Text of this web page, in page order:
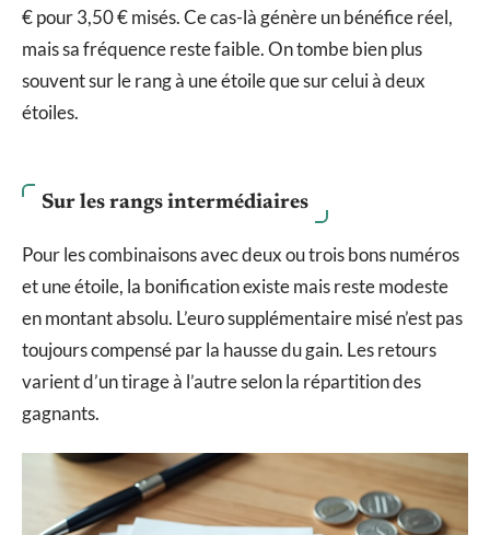
€ pour 3,50 € misés. Ce cas-là génère un bénéfice réel,
mais sa fréquence reste faible. On tombe bien plus
souvent sur le rang à une étoile que sur celui à deux
étoiles.
Sur les rangs intermédiaires
Pour les combinaisons avec deux ou trois bons numéros
et une étoile, la bonification existe mais reste modeste
en montant absolu. L’euro supplémentaire misé n’est pas
toujours compensé par la hausse du gain. Les retours
varient d’un tirage à l’autre selon la répartition des
gagnants.